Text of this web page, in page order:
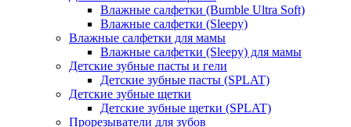
Влажные салфетки (Bumble Ultra Soft)
Влажные салфетки (Sleepy)
Влажные салфетки для мамы
Влажные салфетки (Sleepy) для мамы
Детские зубные пасты и гели
Детские зубные пасты (SPLAT)
Детские зубные щетки
Детские зубные щетки (SPLAT)
Прорезыватели для зубов